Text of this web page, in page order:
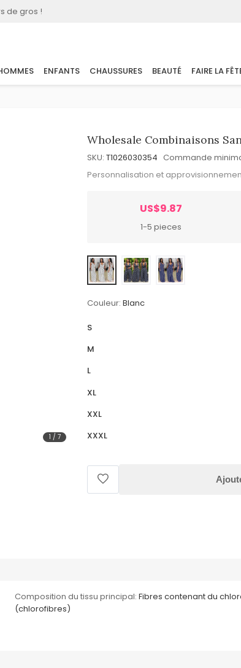
de gros !
ENFANTS CHAUSSURES BEAUTÉ FAIRE LA
1 / 7
Wholesale Combinaisons
SKU: T1026030354 Commande
Personnalisation et
US$9.87
1-5 pieces
Couleur: Blanc
S
M
L
XL
XXL
XXXL
Composition du tissu principal: Fibres contenant du
(chlorofibres)